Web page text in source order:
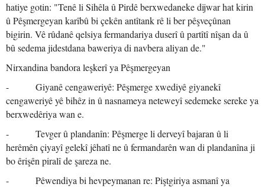
hatiye gotin: "Tenê li Sihêla û Pirdê berxwedaneke dijwar hat kirin
û Pêşmergeyan karîbû bi çekên antîtank rê li ber pêşveçûnan
bigirin. Vê rûdanê qelsiya fermandariya duserî û partîtî nîşan da û
bû sedema jidestdana baweriya di navbera aliyan de."
Nirxandina bandora leşkerî ya Pêşmergeyan
- Giyanê cengaweriyê: Pêşmerge xwediyê giyanekî
cengaweriyê yê bihêz in û nasnameya neteweyî sedemeke sereke ya
berxwedêriya wan e.
- Tevger û plandanîn: Pêşmerge li derveyî bajaran û li
herêmên çiyayî gelekî jêhatî ne û fermandarên wan di plandanîna ji
bo êrişên piralî de şareza ne.
- Pêwendiya bi hevpeymanan re: Piştgiriya asmanî ya